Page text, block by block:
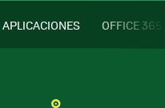
APLICACIONES OFFICE 365